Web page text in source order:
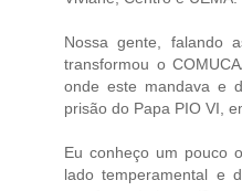
Nossa gente, falando
transformou o
onde este mandava e
prisão do Papa PIO VI,
Eu conheço um pouco
lado temperamental e